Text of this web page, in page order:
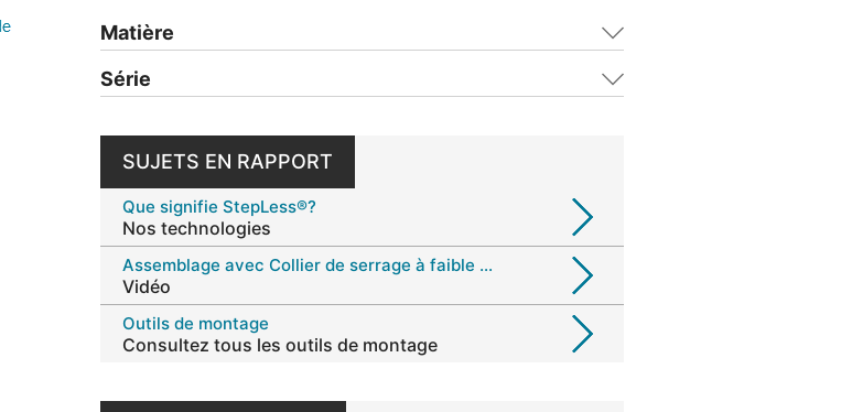
Matière
Série
SUJETS EN RAPPORT
Que signifie StepLess®?
Nos technologies
Assemblage avec Collier de serrage à faible encombrement
Vidéo
Outils de montage
Consultez tous les outils de montage